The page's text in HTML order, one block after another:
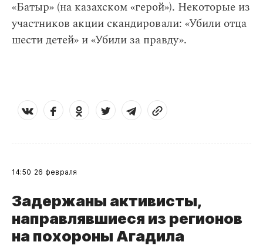
«Батыр» (на казахском «герой»). Некоторые из
участников акции скандировали: «Убили отца
шести детей» и «Убили за правду».
14:50 26 февраля
Задержаны активисты,
направлявшиеся из регионов
на похороны Агадила